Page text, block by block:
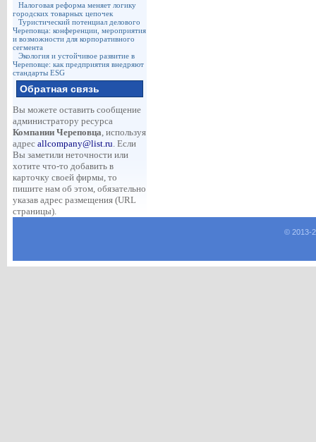
Налоговая реформа меняет логику
городских товарных цепочек
Туристический потенциал делового
Череповца: конференции, мероприятия
и возможности для корпоративного
сегмента
Экология и устойчивое развитие в
Череповце: как предприятия внедряют
стандарты ESG
Обратная связь
Вы можете оставить сообщение
администратору ресурса
Компании Череповца, используя
адрес allcompany@list.ru. Если
Вы заметили неточности или
хотите что-то добавить в
карточку своей фирмы, то
пишите нам об этом, обязательно
указав адрес размещения (URL
страницы).
© 2013-